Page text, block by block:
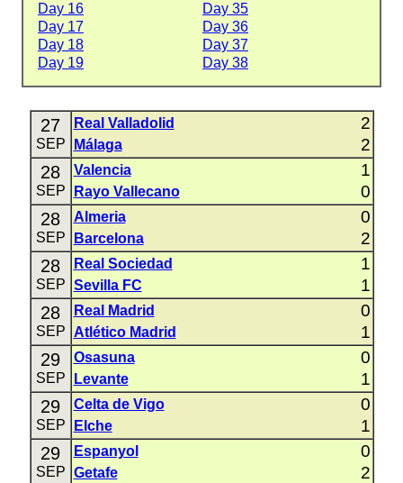
Day 16
Day 35
Day 17
Day 36
Day 18
Day 37
Day 19
Day 38
27
SEP
Real Valladolid 2
Málaga 2
28
SEP
Valencia 1
Rayo Vallecano 0
28
SEP
Almeria 0
Barcelona 2
28
SEP
Real Sociedad 1
Sevilla FC 1
28
SEP
Real Madrid 0
Atlético Madrid 1
29
SEP
Osasuna 0
Levante 1
29
SEP
Celta de Vigo 0
Elche 1
29
SEP
Espanyol 0
Getafe 2